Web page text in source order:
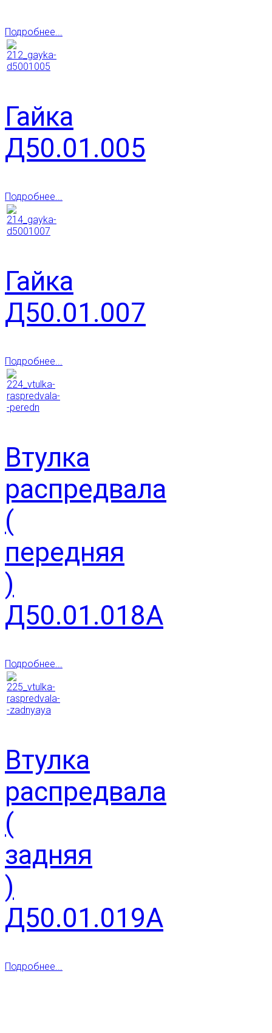
Подробнее...
Гайка
Д50.01.005
Подробнее...
Гайка
Д50.01.007
Подробнее...
Втулка
распредвала
(
передняя
)
Д50.01.018А
Подробнее...
Втулка
распредвала
(
задняя
)
Д50.01.019А
Подробнее...